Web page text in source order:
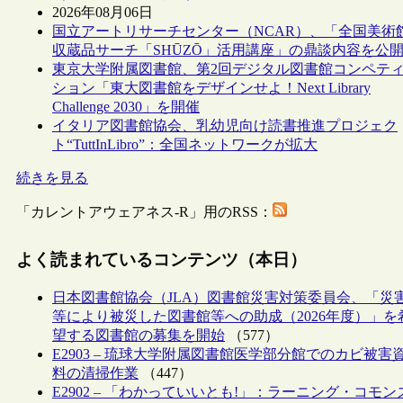
2026年08月06日
国立アートリサーチセンター（NCAR）、「全国美術
収蔵品サーチ「SHŪZŌ」活用講座」の鼎談内容を公開
東京大学附属図書館、第2回デジタル図書館コンペティ
ション「東大図書館をデザインせよ！Next Library
Challenge 2030」を開催
イタリア図書館協会、乳幼児向け読書推進プロジェク
ト“TuttInLibro”：全国ネットワークが拡大
続きを見る
「カレントアウェアネス-R」用のRSS：
よく読まれているコンテンツ（本日）
日本図書館協会（JLA）図書館災害対策委員会、「災
等により被災した図書館等への助成（2026年度）」を
望する図書館の募集を開始 （577）
E2903 – 琉球大学附属図書館医学部分館でのカビ被害
料の清掃作業 （447）
E2902 – 「わかっていいとも!」：ラーニング・コモン